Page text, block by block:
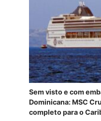
Sem visto e com
Dominicana: MSC
completo para o